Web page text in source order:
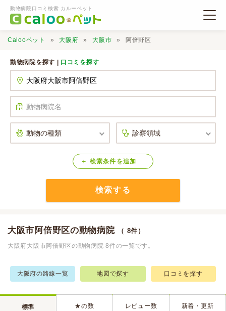
動物病院口コミ検索 カルーペット
口コミ検索
Calooペットとは？
Calooペット 大阪府 大阪市 阿倍野区
動物病院を探す | 口コミを探す
検索条件 を追加
検索する
大阪市阿倍野区の動物病院 （ 8件）
大阪府大阪市阿倍野区の動物病院 8件の一覧です。
大阪府の路線一覧 地図で探す 口コミを探す
標準 ★の数 レビュー数 新着・更新